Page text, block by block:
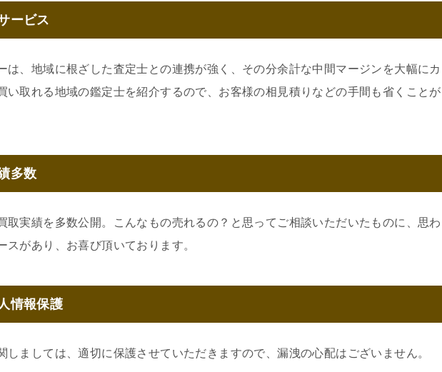
ービス
は、地域に根ざした査定士との連携が強く、その分余計な中間マージンを大幅にカ
い取れる地域の鑑定士を紹介するので、お客様の相見積りなどの手間も省くことが
多数
取実績を多数公開。こんなもの売れるの？と思ってご相談いただいたものに、思わ
スがあり、お喜び頂いております。
情報保護
しましては、適切に保護させていただきますので、漏洩の心配はございません。